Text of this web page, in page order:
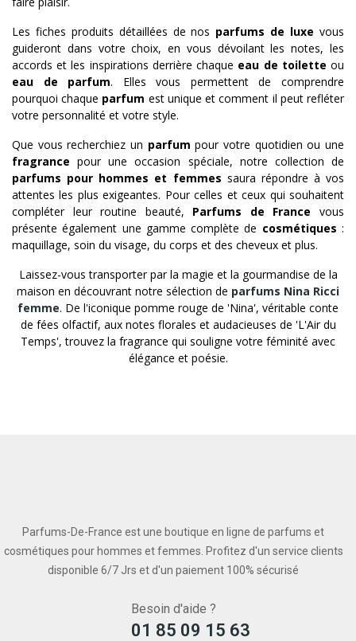
Les fiches produits détaillées de nos parfums de luxe vous
guideront dans votre choix, en vous dévoilant les notes, les
accords et les inspirations derrière chaque eau de toilette ou
eau de parfum. Elles vous permettent de comprendre
pourquoi chaque parfum est unique et comment il peut refléter
votre personnalité et votre style.
Que vous recherchiez un parfum pour votre quotidien ou une
fragrance pour une occasion spéciale, notre collection de
parfums pour hommes et femmes saura répondre à vos
attentes les plus exigeantes. Pour celles et ceux qui souhaitent
compléter leur routine beauté, Parfums de France vous
présente également une gamme complète de cosmétiques :
maquillage, soin du visage, du corps et des cheveux et plus.
Laissez-vous transporter par la magie et la gourmandise de la
maison en découvrant notre sélection de parfums Nina Ricci
femme. De l'iconique pomme rouge de 'Nina', véritable conte
de fées olfactif, aux notes florales et audacieuses de 'L'Air du
Temps', trouvez la fragrance qui souligne votre féminité avec
élégance et poésie.
Parfums-De-France est une boutique en ligne de parfums et
cosmétiques pour hommes et femmes. Profitez d'un service clients
disponible 6/7 Jrs et d'un paiement 100% sécurisé
Besoin d'aide ?
01 85 09 15 63